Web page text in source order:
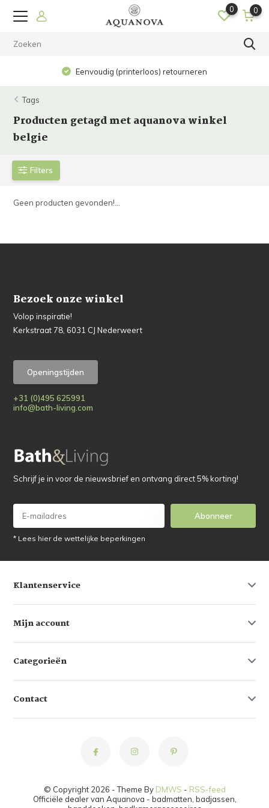
0 0
Eenvoudig (printerloos) retourneren
Tags
Producten getagd met aquanova winkel
belgie
Filters
Geen producten gevonden!...
Bezoek onze winkel
Volop inspiratie!
Kerkstraat 78, 6031 CJ Nederweert
Openingstijden
+31 (0)495 625991
info@bath-living.com
Schrijf je in voor de nieuwsbrief en ontvang direct 5% korting!
Abonneer
* Lees hier de wettelijke beperkingen
Klantenservice
Mijn account
Categorieën
Contact
© Copyright 2026 - Theme By DMWS - RSS-feed
Officiële dealer van Aquanova - badmatten, badjassen,